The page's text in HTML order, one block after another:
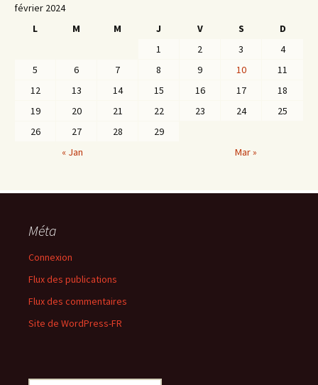
février 2024
L
M M J V S
D
1
2 3
4
5
6 7 8 9 10
11
12
13 14 15 16 17
18
19
20 21 22 23 24
25
26
27 28
29
« Jan
Mar »
Méta
Connexion
Flux des publications
Flux des commentaires
Site de WordPress-FR